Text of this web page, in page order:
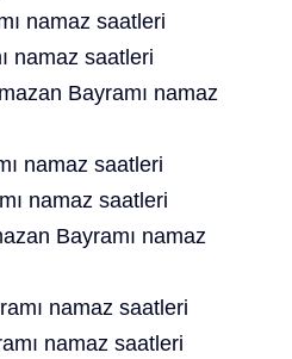
namaz saatleri
namaz saatleri
Bayramı namaz
namaz saatleri
namaz saatleri
Bayramı namaz
namaz saatleri
namaz saatleri